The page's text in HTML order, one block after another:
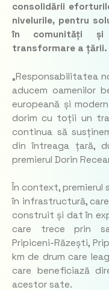
consolidării
nivelurile, pentru
în comunități și
transformare a țării.
„Responsabilitatea
aducem oamenilor
europeană și
dorim cu toții un
continua să
din întreaga țară,
premierul Dorin
În context, premierul
în infrastructură,
construit și dat în
care trece prin
Pripiceni-Răzești,
km de drum care
care beneficiază
acestor sate.